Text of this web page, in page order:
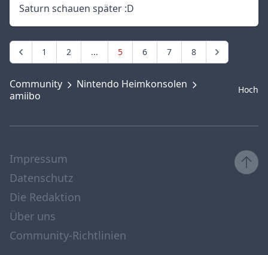
Saturn schauen später :D
1 2 ... 5 6 7 8
Community
Nintendo Heimkonsolen
amiibo
Hoch
Impressum
Datenschutz
Die Redaktion
Über uns
Community-Richtlinien